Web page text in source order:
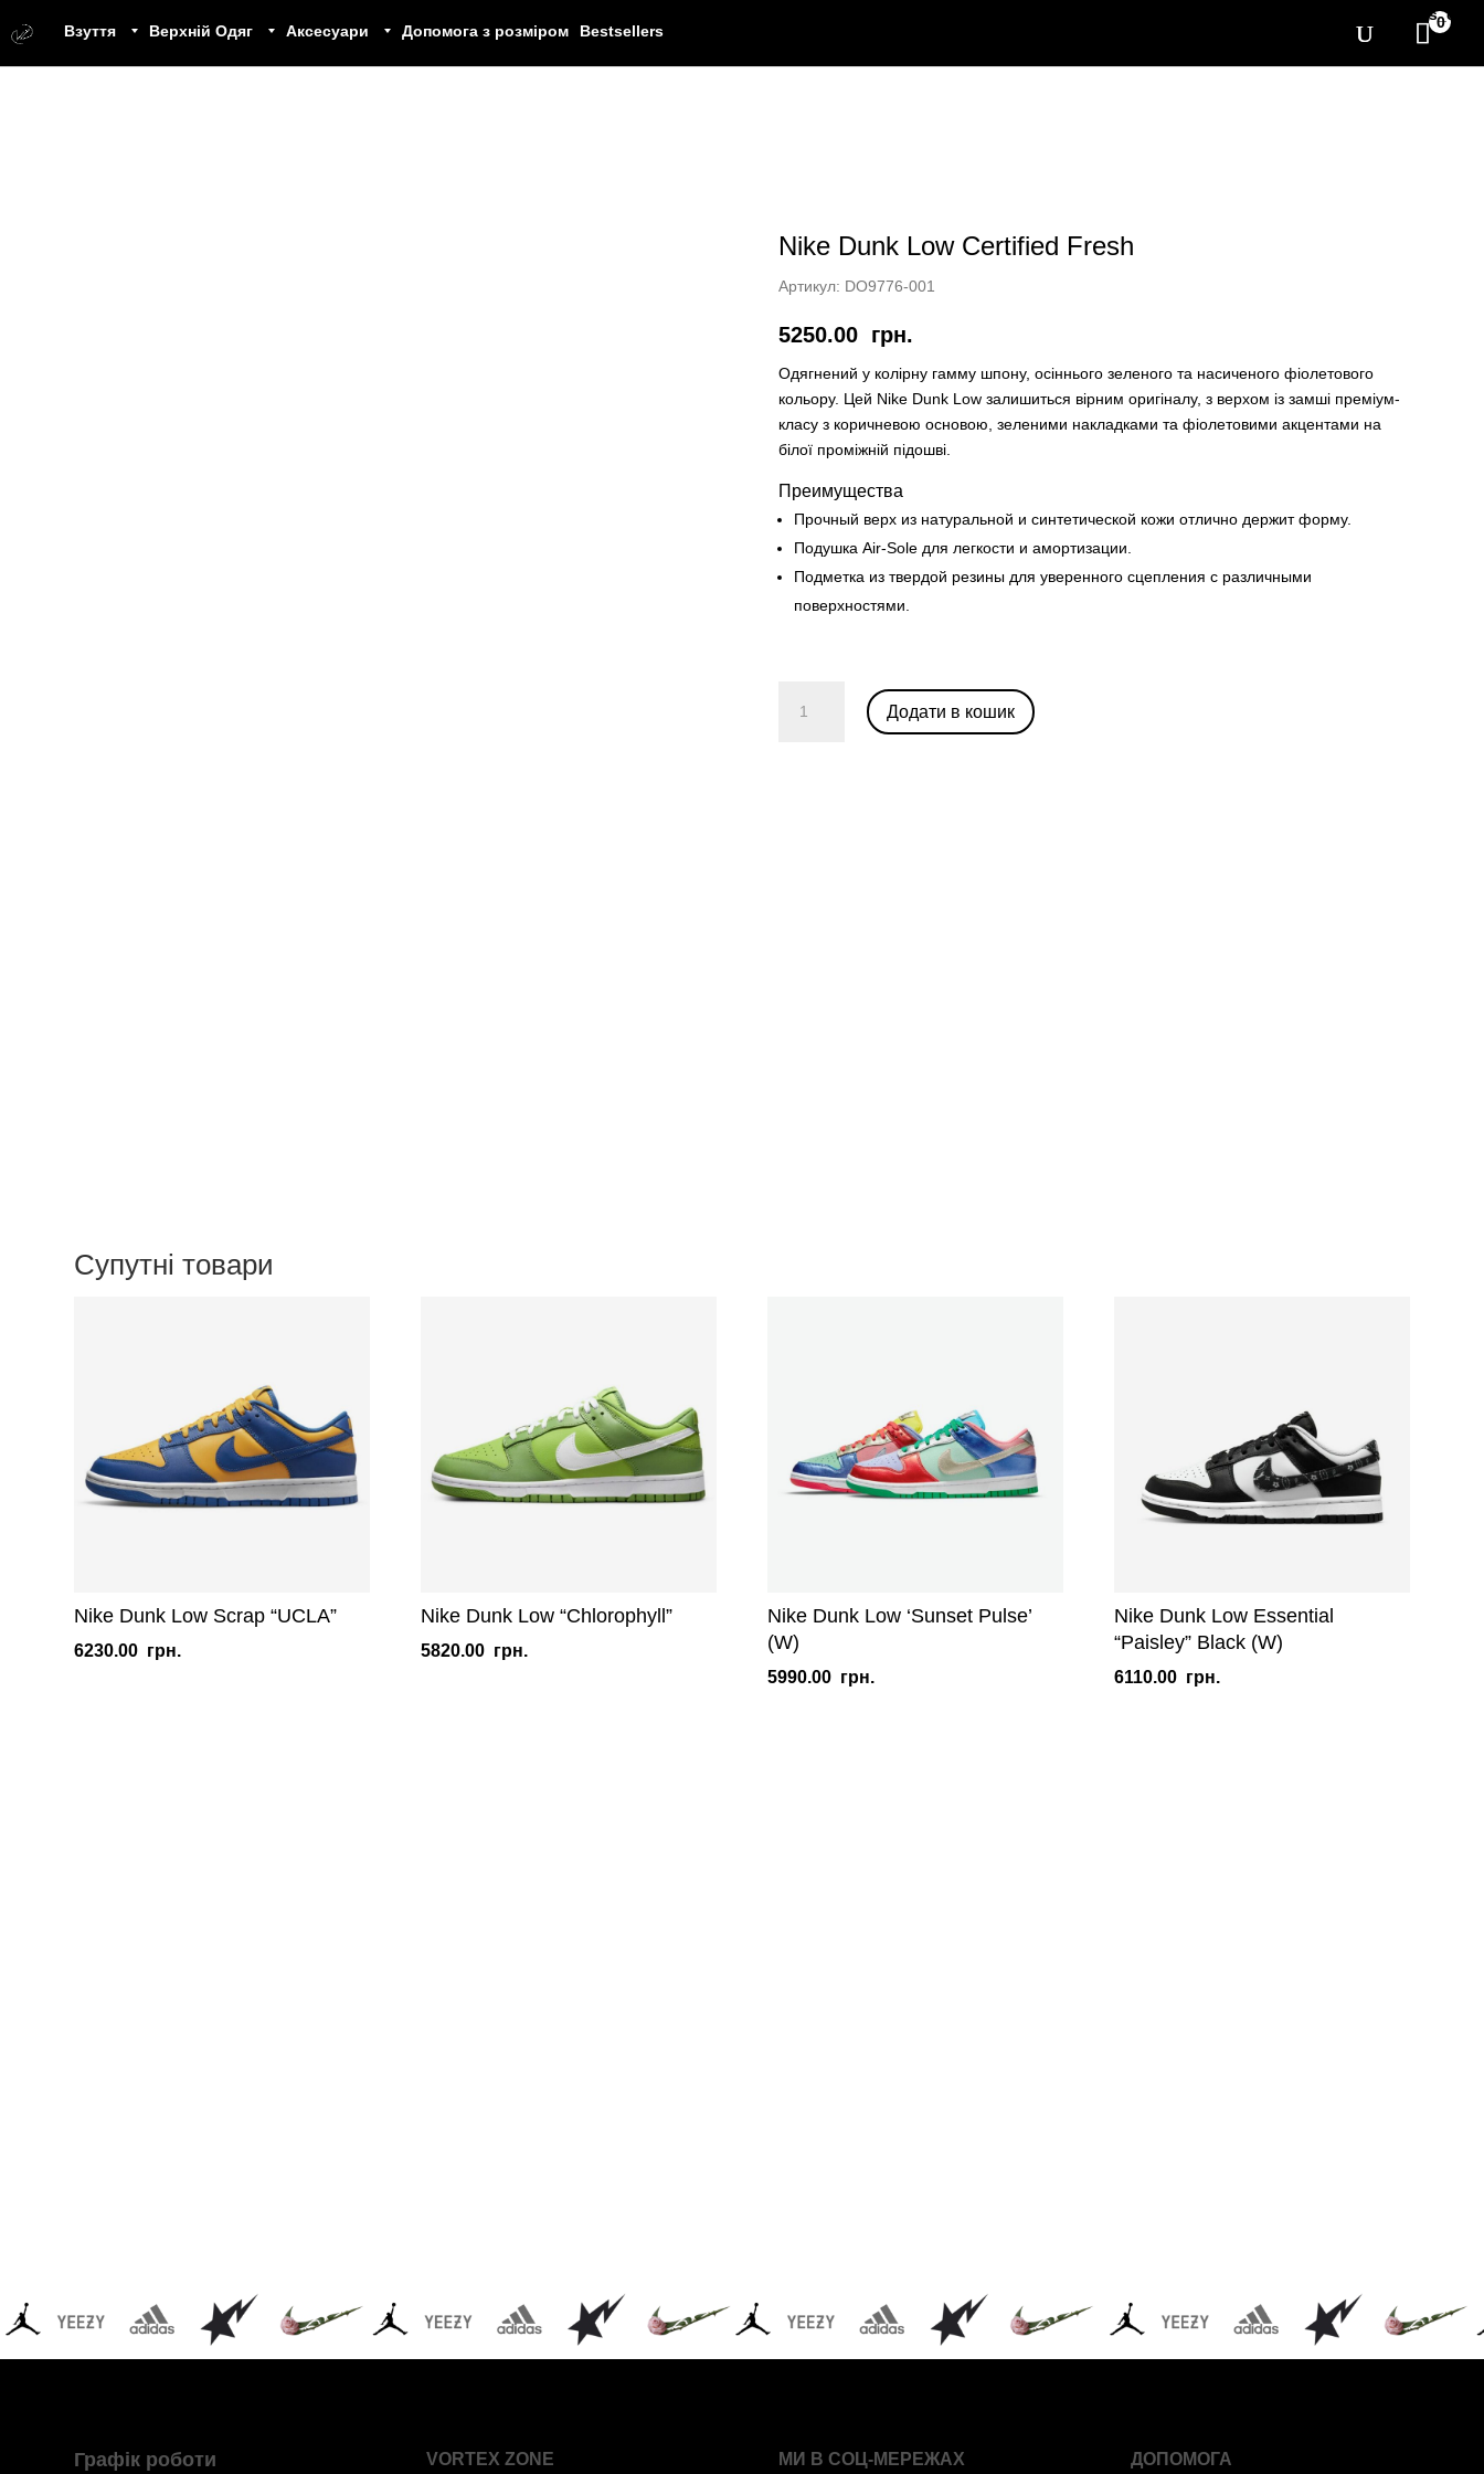
Взуття Верхній Одяг Аксесуари Допомога з розміром Bestsellers 0
Nike Dunk Low Certified Fresh
Артикул: DO9776-001
5250.00 грн.
Одягнений у колірну гамму шпону, осіннього зеленого та насиченого фіолетового
кольору. Цей Nike Dunk Low залишиться вірним оригіналу, з верхом із замші преміум-
класу з коричневою основою, зеленими накладками та фіолетовими акцентами на
білої проміжній підошві.
Преимущества
Прочный верх из натуральной и синтетической кожи отлично держит форму.
Подушка Air-Sole для легкости и амортизации.
Подметка из твердой резины для уверенного сцепления с различными
поверхностями.
Dunk
Додати в кошик
Супутні товари
Nike Dunk Low Scrap “UCLA”
6230.00 грн.
Nike Dunk Low “Chlorophyll”
5820.00 грн.
Nike Dunk Low ‘Sunset Pulse’
(W)
5990.00 грн.
Nike Dunk Low Essential
“Paisley” Black (W)
6110.00 грн.
Графік роботи VORTEX ZONE МИ В СОЦ-МЕРЕЖАХ ДОПОМОГА